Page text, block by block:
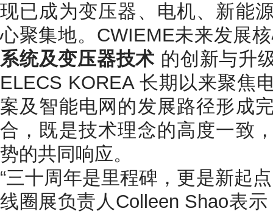
现已成为变压器、电机、新能
心聚集地。CWIEME未来发展
系统及变压器技术 的创新与升
ELECS KOREA 长期以来聚焦
案及智能电网的发展路径形成
合，既是技术理念的高度一致
势的共同响应。
“三十周年是里程碑，更是新起
线圈展负责人Colleen Shao表示